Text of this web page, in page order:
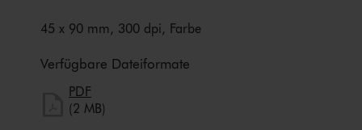
45 x 90 mm, 300 dpi, Farbe
Verfügbare Dateiformate
PDF herunterladen
PDF
(2 MB)